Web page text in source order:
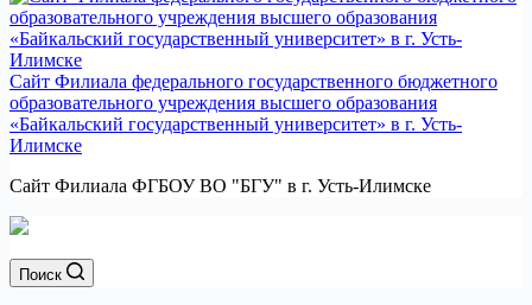
Сайт Филиала федерального государственного бюджетного
образовательного учреждения высшего образования
«Байкальский государственный университет» в г. Усть-
Илимске
Сайт Филиала ФГБОУ ВО "БГУ" в г. Усть-Илимске
Поиск